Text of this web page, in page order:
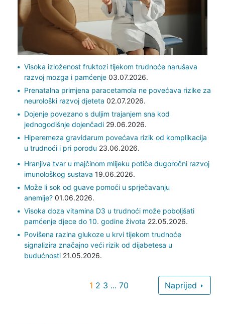
Visoka izloženost fruktozi tijekom trudnoće narušava
razvoj mozga i pamćenje03.07.2026.
Prenatalna primjena paracetamola ne povećava rizike za
neurološki razvoj djeteta 02.07.2026.
Dojenje povezano s duljim trajanjem sna kod
jednogodišnje dojenčadi29.06.2026.
Hiperemeza gravidarum povećava rizik od komplikacija
u trudnoći i pri porodu 23.06.2026.
Hranjiva tvar u majčinom mlijeku potiče dugoročni razvoj
imunološkog sustava 19.06.2026.
Može li sok od guave pomoći u sprječavanju
anemije?01.06.2026.
Visoka doza vitamina D3 u trudnoći može poboljšati
pamćenje djece do 10. godine života 22.05.2026.
Povišena razina glukoze u krvi tijekom trudnoće
signalizira značajno veći rizik od dijabetesa u
budućnosti21.05.2026.
1 2 3 ... 70 Naprijed